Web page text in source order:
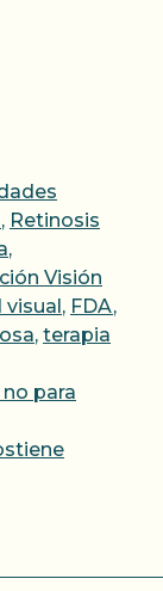
, Retinosis
,
Visión
visual, FDA,
, terapia
para